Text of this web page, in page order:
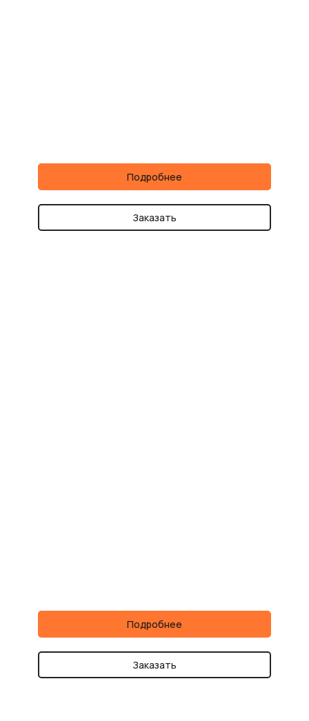
Подробнее
Заказать
Подробнее
Заказать